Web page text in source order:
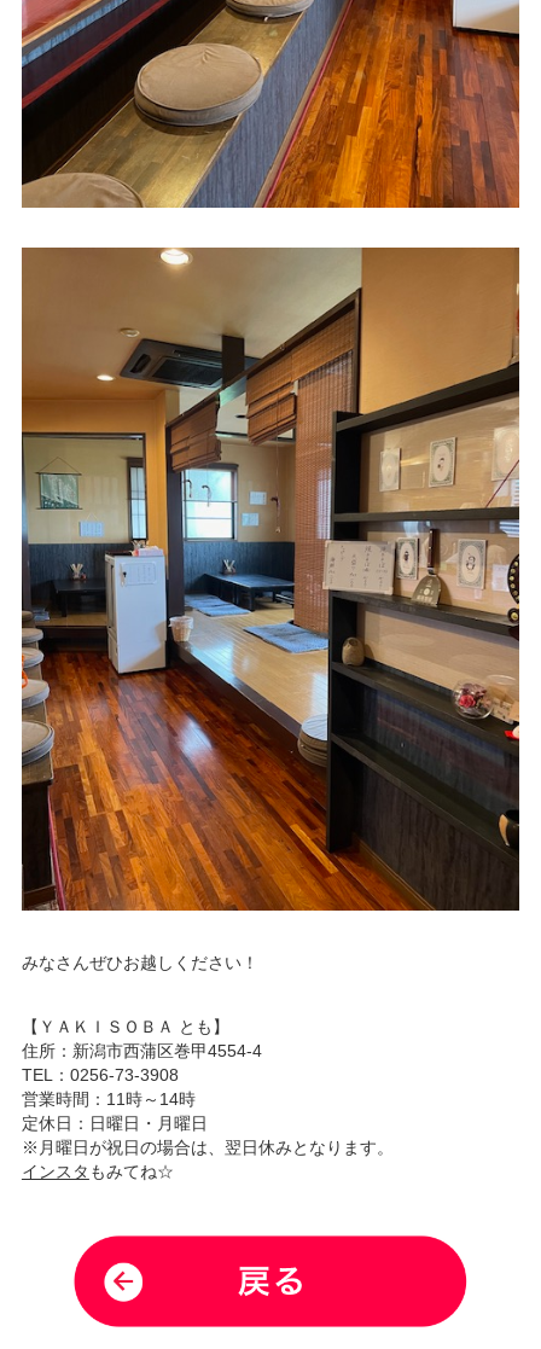
みなさんぜひお越しください！
【ＹＡＫＩＳＯＢＡ とも】
住所：新潟市西蒲区巻甲4554-4
TEL：0256-73-3908
営業時間：11時～14時
定休日：日曜日・月曜日
※月曜日が祝日の場合は、翌日休みとなります。
インスタ もみてね☆